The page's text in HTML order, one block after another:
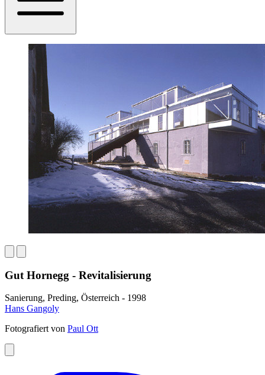
Gut Hornegg - Revitalisierung
Sanierung, Preding, Österreich - 1998
Hans Gangoly
Fotografiert von Paul Ott